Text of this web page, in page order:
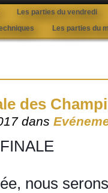
Les parties du vendredi
Les parties du
des
dans
nous